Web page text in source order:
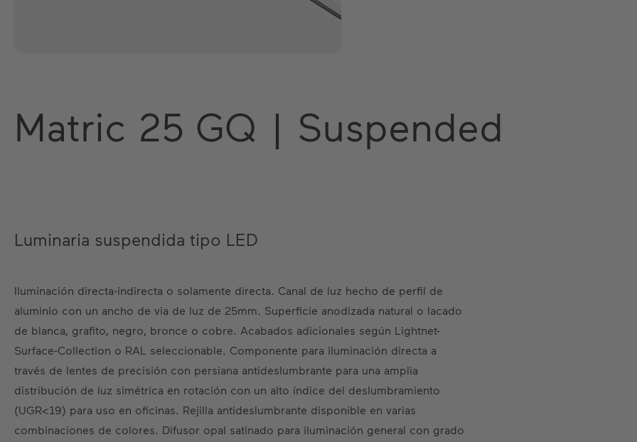
Matric 25 GQ | Suspended
Luminaria suspendida tipo LED
Iluminación directa-indirecta o solamente directa. Canal de luz hecho de perfil de
aluminio con un ancho de via de luz de 25mm. Superficie anodizada natural o lacado
de blanca, grafito, negro, bronce o cobre. Acabados adicionales según Lightnet-
Surface-Collection o RAL seleccionable. Componente para iluminación directa a
través de lentes de precisión con persiana antideslumbrante para una amplia
distribución de luz simétrica en rotación con un alto índice del deslumbramiento
(UGR<19) para uso en oficinas. Rejilla antideslumbrante disponible en varias
combinaciones de colores. Difusor opal satinado para iluminación general con grado